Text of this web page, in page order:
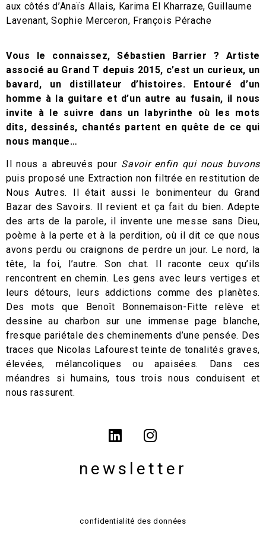
aux côtés d’Anaïs Allais, Karima El Kharraze, Guillaume
Lavenant, Sophie Merceron, François Pérache
Vous le connaissez, Sébastien Barrier ? Artiste
associé au Grand T depuis 2015, c’est un curieux, un
bavard, un distillateur d’histoires. Entouré d’un
homme à la guitare et d’un autre au fusain, il nous
invite à le suivre dans un labyrinthe où les mots
dits, dessinés, chantés partent en quête de ce qui
nous manque…
Il nous a abreuvés pour Savoir enfin qui nous buvons
puis proposé une Extraction non filtrée en restitution de
Nous Autres. Il était aussi le bonimenteur du Grand
Bazar des Savoirs. Il revient et ça fait du bien. Adepte
des arts de la parole, il invente une messe sans Dieu,
poème à la perte et à la perdition, où il dit ce que nous
avons perdu ou craignons de perdre un jour. Le nord, la
tête, la foi, l’autre. Son chat. Il raconte ceux qu’ils
rencontrent en chemin. Les gens avec leurs vertiges et
leurs détours, leurs addictions comme des planètes.
Des mots que Benoît Bonnemaison-Fitte relève et
dessine au charbon sur une immense page blanche,
fresque pariétale des cheminements d’une pensée. Des
traces que Nicolas Lafourest teinte de tonalités graves,
élevées, mélancoliques ou apaisées. Dans ces
méandres si humains, tous trois nous conduisent et
nous rassurent.
newsletter
confidentialité des données